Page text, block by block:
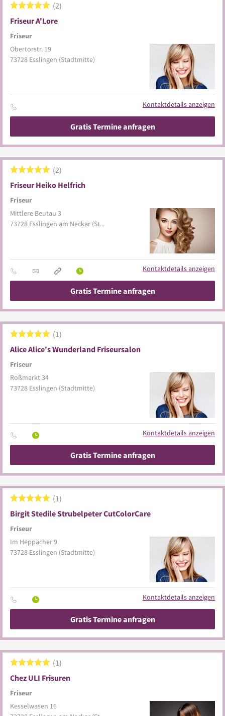
Friseur A'Lore
Friseur
2
Obertorstr. 19
73728 Esslingen (Stadtmitte)
Kontaktdetails anzeigen
Gratis Termine anfragen
Friseur Heiko Helfrich
Friseur
2
Mittlere Beutau 3
73728 Esslingen am Neckar (Stadtmitte)
Kontaktdetails anzeigen
Gratis Termine anfragen
Alice Alice's Wunderland Friseursalon
Friseur
1
Roßmarkt 34
73728 Esslingen (Stadtmitte)
Kontaktdetails anzeigen
Gratis Termine anfragen
Birgit Stedile Strubelpeter CutColorCare
Friseur
1
Im Heppächer 9
73728 Esslingen (Stadtmitte)
Kontaktdetails anzeigen
Gratis Termine anfragen
Chez ULI Frisuren
Friseur
1
Kesselwasen 16